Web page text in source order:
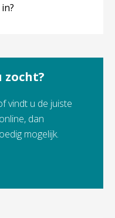
zocht?
vindt u de juiste
dan
mogelijk.